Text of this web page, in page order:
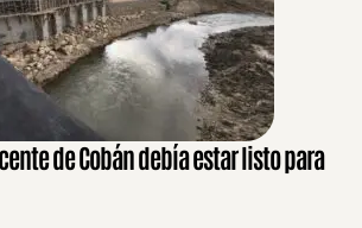
de Cobán debía estar listo para